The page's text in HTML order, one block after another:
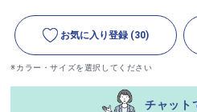
お気に入り登録 (30)
※カラー・サイズを選択してください
チャット